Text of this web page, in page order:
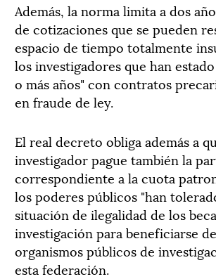
Además, la norma limita a dos
de cotizaciones que se pueden
espacio de tiempo totalmente
los investigadores que han
o más años" con contratos
en fraude de ley.
El real decreto obliga además a
investigador pague también la
correspondiente a la cuota
los poderes públicos "han
situación de ilegalidad de los
investigación para beneficiarse
organismos públicos de
esta federación.